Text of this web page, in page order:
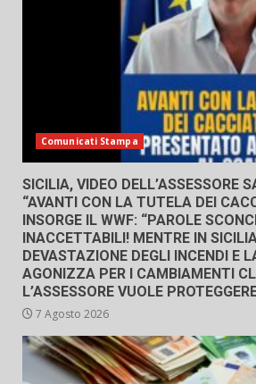
Comunicati Stampa
SICILIA, VIDEO DELL’ASSESSORE
“AVANTI CON LA TUTELA DEI
INSORGE IL WWF: “PAROLE
INACCETTABILI! MENTRE IN
DEVASTAZIONE DEGLI INCENDI E
AGONIZZA PER I CAMBIAMENTI
L’ASSESSORE VUOLE
7 Agosto 2026